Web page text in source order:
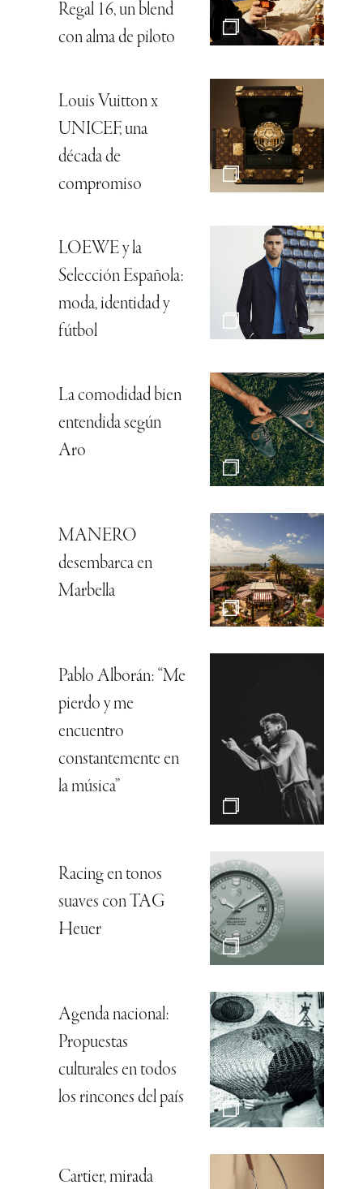
Regal 16, un blend
con alma de piloto
Louis Vuitton x
UNICEF, una
década de
compromiso
LOEWE y la
Selección Española:
moda, identidad y
fútbol
La comodidad bien
entendida según
Aro
MANERO
desembarca en
Marbella
Pablo Alborán: “Me
pierdo y me
encuentro
constantemente en
la música”
Racing en tonos
suaves con TAG
Heuer
Agenda nacional:
Propuestas
culturales en todos
los rincones del país
Cartier, mirada